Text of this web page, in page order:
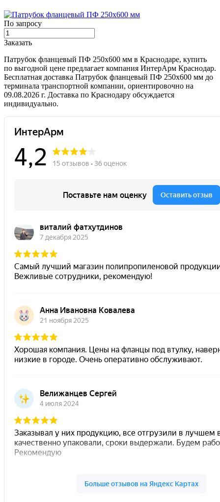
По запросу
Заказать
Патрубок фланцевый ПФ 250х600 мм в Краснодаре, купить
по выгодной цене предлагает компания ИнтерАрм Краснодар.
Бесплатная доставка Патрубок фланцевый ПФ 250х600 мм до
терминала транспортной компании, ориентировочно на
09.08.2026 г. Доставка по Краснодару обсуждается
индивидуально.